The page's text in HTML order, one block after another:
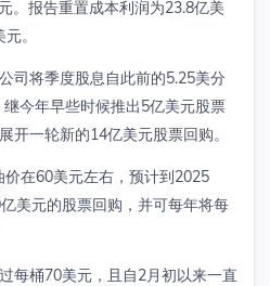
。报告重置成本利润为23.8亿美
。
司将季度股息自此前的5.25美分
今年早些时候推出5亿美元股票
开一轮新的14亿美元股票回购。
在60美元左右，预计到2025
美元的股票回购，并可每年将每
每桶70美元，且自2月初以来一直